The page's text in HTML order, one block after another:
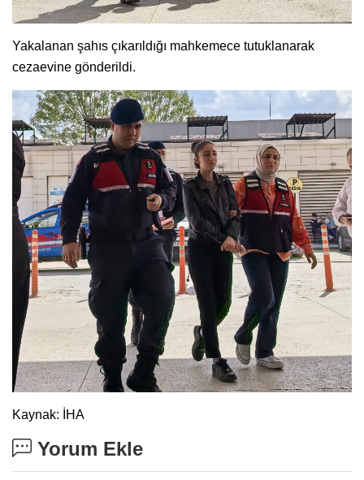
Yakalanan şahıs çıkarıldığı mahkemece tutuklanarak
cezaevine gönderildi.
Kaynak: İHA
Yorum Ekle